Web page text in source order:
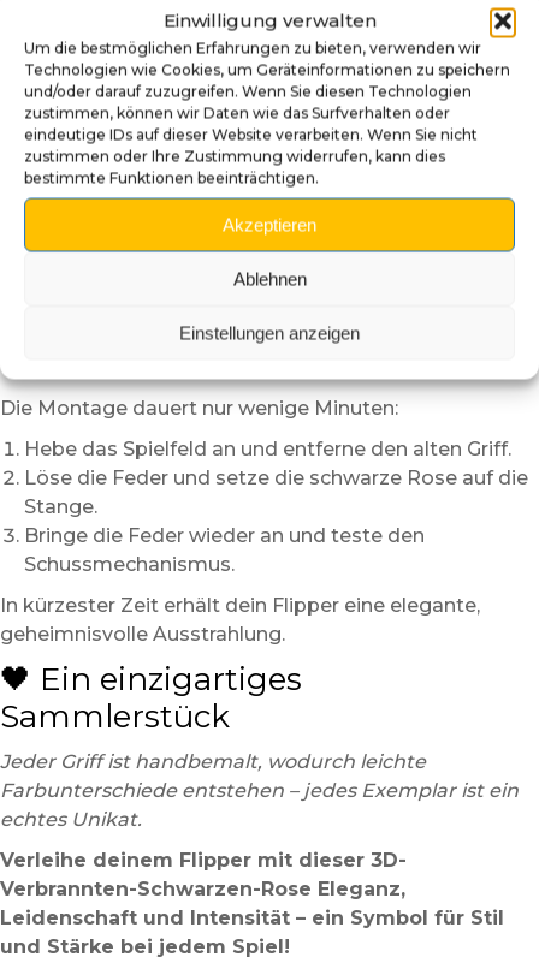
Einwilligung verwalten
Um die bestmöglichen Erfahrungen zu bieten, verwenden wir
Technologien wie Cookies, um Geräteinformationen zu speichern
und/oder darauf zuzugreifen. Wenn Sie diesen Technologien
zustimmen, können wir Daten wie das Surfverhalten oder
eindeutige IDs auf dieser Website verarbeiten. Wenn Sie nicht
zustimmen oder Ihre Zustimmung widerrufen, kann dies
bestimmte Funktionen beeinträchtigen.
Akzeptieren
Ablehnen
Einstellungen anzeigen
verwendeten Materialien garantieren hohe Stabilität
und Langlebigkeit – auch bei häufigem Spiel.
🔧 Technische Merkmale
Hochauflösender 3D-Druck für präzise Details.
Handbemalte Acrylfarben mit Brand- und Tiefrot-
Effekten.
Glänzender Schutzlack für dauerhaften Glanz.
Integrierte Metallstange für sichere Befestigung.
The Addams Family
🛠️ Einfache Installation
Die Montage dauert nur wenige Minuten:
Hebe das Spielfeld an und entferne den alten Griff.
Löse die Feder und setze die schwarze Rose auf die
Stange.
Bringe die Feder wieder an und teste den
Schussmechanismus.
In kürzester Zeit erhält dein Flipper eine elegante,
geheimnisvolle Ausstrahlung.
🖤 Ein einzigartiges
Sammlerstück
Jeder Griff ist handbemalt, wodurch leichte
Farbunterschiede entstehen – jedes Exemplar ist ein
echtes Unikat.
Verleihe deinem Flipper mit dieser 3D-
Verbrannten-Schwarzen-Rose Eleganz,
Leidenschaft und Intensität – ein Symbol für Stil
und Stärke bei jedem Spiel!